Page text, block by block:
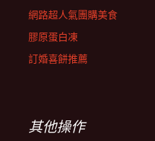
網路超人氣團購美食
膠原蛋白凍
訂婚喜餅推薦
其他操作